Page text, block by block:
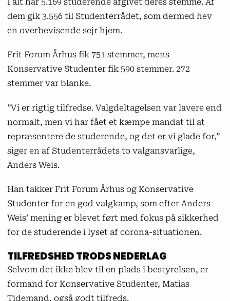
dem gik 3.556 til Studenterrådet, som dermed hev
en overbevisende sejr hjem.
Frit Forum Århus fik 751 stemmer, mens
Konservative Studenter fik 590 stemmer. 272
stemmer var blanke.
”Vi er rigtig tilfredse. Valgdeltagelsen var lavere end
normalt, men vi har fået et kæmpe mandat til at
repræsentere de studerende, og det er vi glade for,”
siger en af Studenterrådets to valgansvarlige,
Anders Weis.
Han takker Frit Forum Århus og Konservative
Studenter for en god valgkamp, som efter Anders
Weis’ mening er blevet ført med fokus på sikkerhed
for de studerende i lyset af corona-situationen.
TILFREDSHED TRODS NEDERLAG
Selvom det ikke blev til en plads i bestyrelsen, er
formand for Konservative Studenter, Matias
Tidemand, også godt tilfreds.